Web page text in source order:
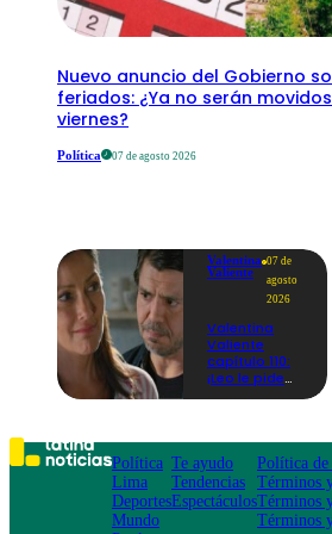
Nuevo anuncio del Gobierno
feriados: ¿Ya no serán
viernes?
Política 07 de agosto 2026
Valentina
Valiente
07 de
agosto
2026
Valentina
Valiente
capítulo 110:
¡Leo le pide
durante
tantos años!
Política
Lima
Deportes
Mundo
Te ayudo
Tendencias
Espectáculos
Política
Términos
Términos
Términos